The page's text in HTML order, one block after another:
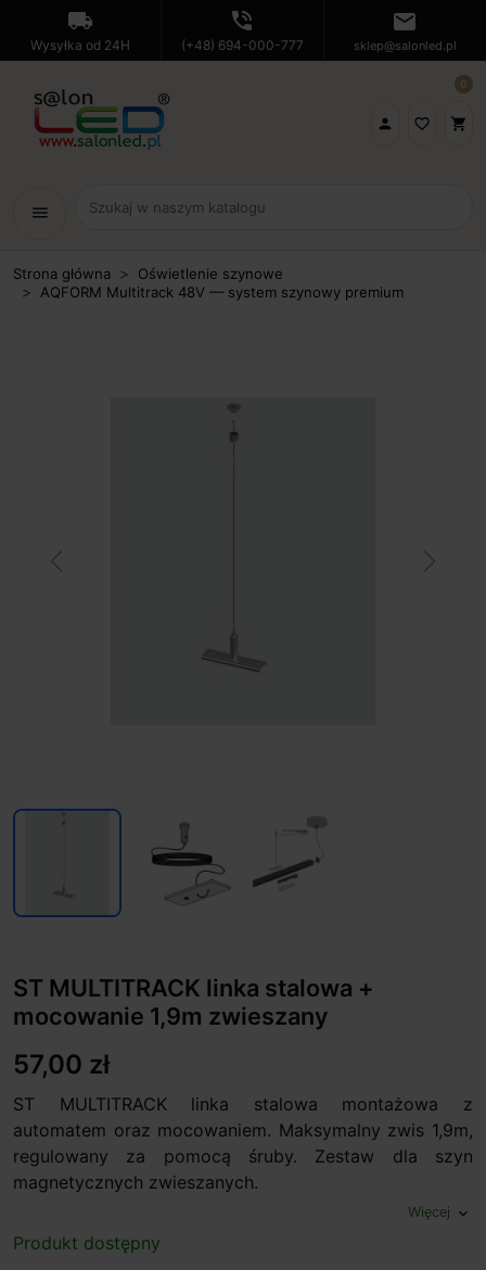
local_shipping
Wysyłka od 24H
phone_in_talk
(+48) 694-000-777
mail
sklep@salonled.pl
 favorite_border shopping_cart
0
menu
Strona główna
Oświetlenie szynowe
AQFORM Multitrack 48V — system szynowy premium
ST MULTITRACK linka stalowa +
mocowanie 1,9m zwieszany
57,00 zł
ST MULTITRACK linka stalowa montażowa z
automatem oraz mocowaniem. Maksymalny zwis 1,9m,
regulowany za pomocą śruby. Zestaw dla szyn
magnetycznych zwieszanych.
Więcej expand_more
Produkt dostępny